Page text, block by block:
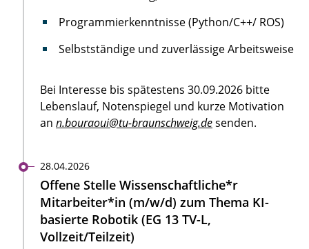
Programmierkenntnisse (Python/C++/ ROS)
Selbstständige und zuverlässige Arbeitsweise
Bei Interesse bis spätestens 30.09.2026 bitte
Lebenslauf, Notenspiegel und kurze Motivation
an n.bouraoui@tu-braunschweig.desenden.
28.04.2026
Offene Stelle Wissenschaftliche*r
Mitarbeiter*in (m/w/d) zum Thema KI-
basierte Robotik (EG 13 TV-L,
Vollzeit/Teilzeit)